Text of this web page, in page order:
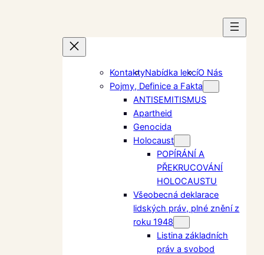
KontaktyNabídka lekcíO Nás
Pojmy, Definice a Fakta
ANTISEMITISMUS
Apartheid
Genocida
Holocaust
POPÍRÁNÍ A
PŘEKRUCOVÁNÍ
HOLOCAUSTU
Všeobecná deklarace
lidských práv, plné znění z
roku 1948
Listina základních
práv a svobod